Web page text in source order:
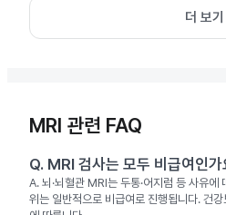
더 보기
MRI 관련 FAQ
Q. MRI 검사는 모두 비급여인가
A. 뇌·뇌혈관 MRI는 두통·어지럼 등 사유
위는 일반적으로 비급여로 진행됩니다. 건